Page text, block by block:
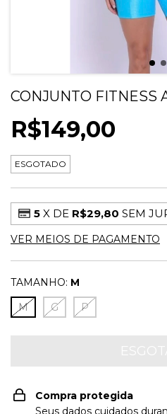
CONJUNTO FITNESS
R$149,00
ESGOTADO
5 X DE R$29,80 SEM
VER MEIOS DE PAGAMENTO
TAMANHO: M
M
G P
Compra protegida
Seus dados cuidados